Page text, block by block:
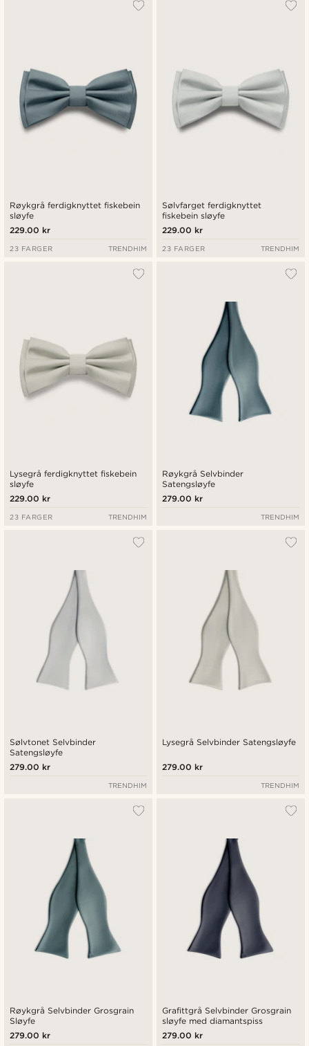
Røykgrå ferdigknyttet fiskebein
sløyfe
229.00 kr
23 FARGER TRENDHIM
Sølvfarget ferdigknyttet
fiskebein sløyfe
229.00 kr
23 FARGER TRENDHIM
Lysegrå ferdigknyttet fiskebein
sløyfe
229.00 kr
23 FARGER TRENDHIM
Røykgrå Selvbinder
Satengsløyfe
279.00 kr
TRENDHIM
Sølvtonet Selvbinder
Satengsløyfe
279.00 kr
TRENDHIM
Lysegrå Selvbinder Satengsløyfe
279.00 kr
TRENDHIM
Røykgrå Selvbinder Grosgrain
Sløyfe
279.00 kr
Grafittgrå Selvbinder Grosgrain
sløyfe med diamantspiss
279.00 kr